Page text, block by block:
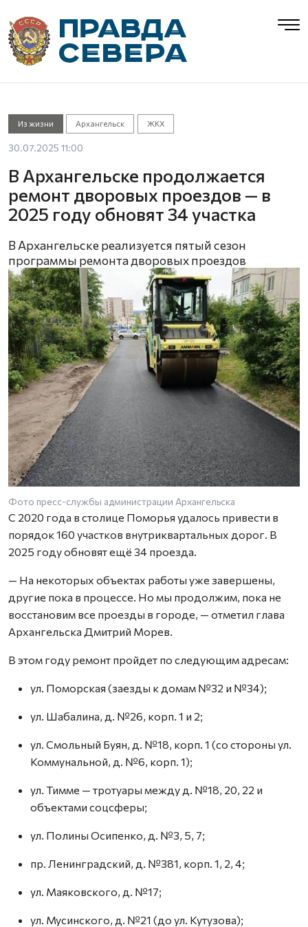
Из жизни Архангельск ЖКХ
30.07.2025 11:00
В Архангельске продолжается
ремонт дворовых проездов — в
2025 году обновят 34 участка
В Архангельске реализуется пятый сезон
программы ремонта дворовых проездов
Фото пресс-службы администрации Архангельска
С 2020 года в столице Поморья удалось привести в
порядок 160 участков внутриквартальных дорог. В
2025 году обновят ещё 34 проезда.
— На некоторых объектах работы уже завершены,
другие пока в процессе. Но мы продолжим, пока не
восстановим все проезды в городе, — отметил глава
Архангельска Дмитрий Морев.
В этом году ремонт пройдет по следующим адресам:
ул. Поморская (заезды к домам №32 и №34);
ул. Шабалина, д. №26, корп. 1 и 2;
ул. Смольный Буян, д. №18, корп. 1 (со стороны ул.
Коммунальной, д. №6, корп. 1);
ул. Тимме — тротуары между д. №18, 20, 22 и
объектами соцсферы;
ул. Полины Осипенко, д. №3, 5, 7;
пр. Ленинградский, д. №381, корп. 1, 2, 4;
ул. Маяковского, д. №17;
ул. Мусинского, д. №21 (до ул. Кутузова);